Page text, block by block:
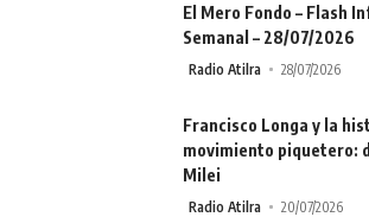
El Mero Fondo – Flash
Semanal – 28/07/2026
Radio Atilra 28/07/2026
Francisco Longa y la
movimiento piquetero:
Milei
Radio Atilra 20/07/2026